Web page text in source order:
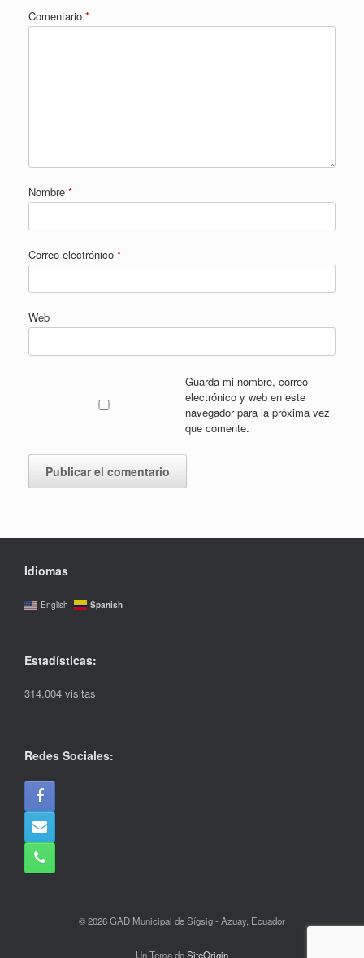
Comentario *
Nombre *
Correo electrónico *
Web
Guarda mi nombre, correo
electrónico y web en este
navegador para la próxima vez
que comente.
Idiomas
English Spanish
Estadísticas:
314.004 visitas
Redes Sociales:
© 2026 GAD Municipal de Sígsig - Azuay, Ecuador
Un Tema deSiteOrigin